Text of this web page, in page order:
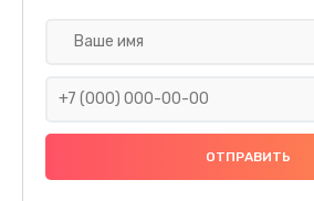
Ремонт